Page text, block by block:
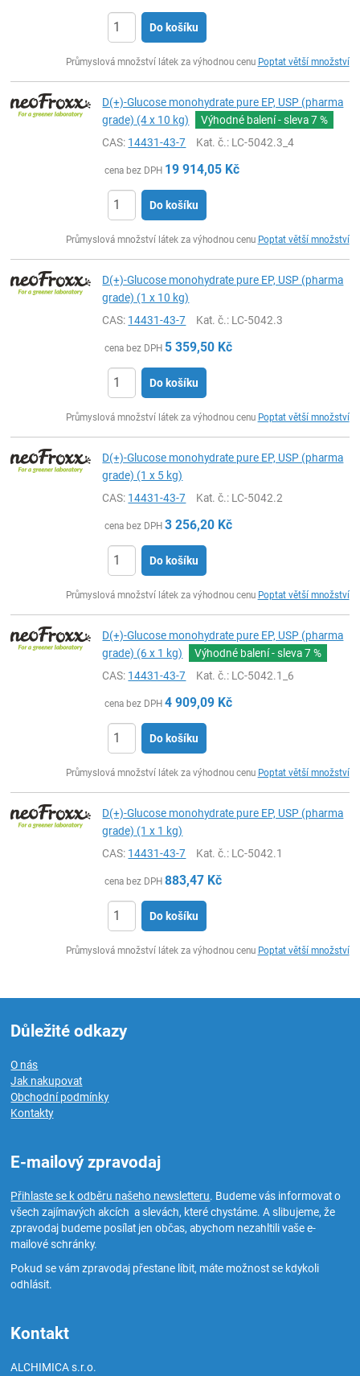
Do košíku
Průmyslová množství látek za výhodnou cenu Poptat větší množství
D(+)-Glucose monohydrate pure EP, USP (pharma
grade) (4 x 10 kg)
Výhodné balení - sleva7 %
CAS: 14431-43-7 Kat. č.: LC-5042.3_4
cena bez DPH 19 914,05 Kč
Do košíku
Průmyslová množství látek za výhodnou cenu Poptat větší množství
D(+)-Glucose monohydrate pure EP, USP (pharma
grade) (1 x 10 kg)
CAS: 14431-43-7 Kat. č.: LC-5042.3
cena bez DPH 5 359,50 Kč
Do košíku
Průmyslová množství látek za výhodnou cenu Poptat větší množství
D(+)-Glucose monohydrate pure EP, USP (pharma
grade) (1 x 5 kg)
CAS: 14431-43-7 Kat. č.: LC-5042.2
cena bez DPH 3 256,20 Kč
Do košíku
Průmyslová množství látek za výhodnou cenu Poptat větší množství
D(+)-Glucose monohydrate pure EP, USP (pharma
grade) (6 x 1 kg)
Výhodné balení - sleva7 %
CAS: 14431-43-7 Kat. č.: LC-5042.1_6
cena bez DPH 4 909,09 Kč
Do košíku
Průmyslová množství látek za výhodnou cenu Poptat větší množství
D(+)-Glucose monohydrate pure EP, USP (pharma
grade) (1 x 1 kg)
CAS: 14431-43-7 Kat. č.: LC-5042.1
cena bez DPH 883,47 Kč
Do košíku
Průmyslová množství látek za výhodnou cenu Poptat větší množství
Důležité odkazy
O nás
Jak nakupovat
Obchodní podmínky
Kontakty
E-mailový zpravodaj
Přihlaste se k odběru našeho newsletteru. Budeme vás informovat o
všech zajímavých akcích a slevách, které chystáme. A slibujeme, že
zpravodaj budeme posílat jen občas, abychom nezahltili vaše e-
mailové schránky.
Pokud se vám zpravodaj přestane líbit, máte možnost se kdykoli
odhlásit.
Kontakt
ALCHIMICA s.r.o.